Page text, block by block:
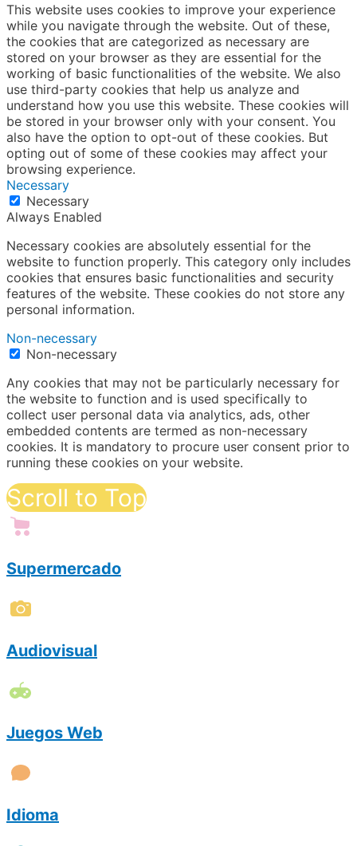
This website uses cookies to improve your experience
while you navigate through the website. Out of these,
the cookies that are categorized as necessary are
stored on your browser as they are essential for the
working of basic functionalities of the website. We also
use third-party cookies that help us analyze and
understand how you use this website. These cookies will
be stored in your browser only with your consent. You
also have the option to opt-out of these cookies. But
opting out of some of these cookies may affect your
browsing experience.
Necessary
Necessary
Always Enabled
Necessary cookies are absolutely essential for the
website to function properly. This category only includes
cookies that ensures basic functionalities and security
features of the website. These cookies do not store any
personal information.
Non-necessary
Non-necessary
Any cookies that may not be particularly necessary for
the website to function and is used specifically to
collect user personal data via analytics, ads, other
embedded contents are termed as non-necessary
cookies. It is mandatory to procure user consent prior to
running these cookies on your website.
Scroll to Top
Supermercado
Audiovisual
Juegos Web
Idioma